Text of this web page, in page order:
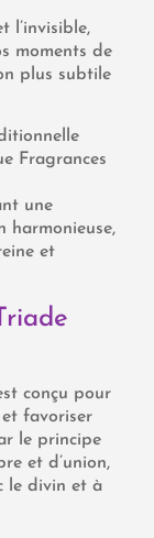
l’invisible,
moments de
plus subtile
Fragrances
une
harmonieuse,
et
conçu pour
favoriser
le principe
et d’union,
le divin et à